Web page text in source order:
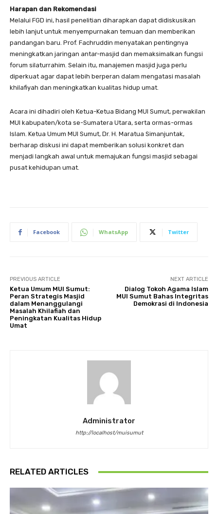
Harapan dan Rekomendasi
Melalui FGD ini, hasil penelitian diharapkan dapat didiskusikan
lebih lanjut untuk menyempurnakan temuan dan memberikan
pandangan baru. Prof. Fachruddin menyatakan pentingnya
meningkatkan jaringan antar-masjid dan memaksimalkan fungsi
forum silaturrahim. Selain itu, manajemen masjid juga perlu
diperkuat agar dapat lebih berperan dalam mengatasi masalah
khilafiyah dan meningkatkan kualitas hidup umat.
Acara ini dihadiri oleh Ketua-Ketua Bidang MUI Sumut, perwakilan
MUI kabupaten/kota se-Sumatera Utara, serta ormas-ormas
Islam. Ketua Umum MUI Sumut, Dr. H. Maratua Simanjuntak,
berharap diskusi ini dapat memberikan solusi konkret dan
menjadi langkah awal untuk memajukan fungsi masjid sebagai
pusat kehidupan umat.
Facebook WhatsApp Twitter
PREVIOUS ARTICLE
Ketua Umum MUI Sumut:
Peran Strategis Masjid
dalam Menanggulangi
Masalah Khilafiah dan
Peningkatan Kualitas Hidup
Umat
NEXT ARTICLE
Dialog Tokoh Agama Islam
MUI Sumut Bahas Integritas
Demokrasi di Indonesia
Administrator
http://localhost/muisumut
RELATED ARTICLES